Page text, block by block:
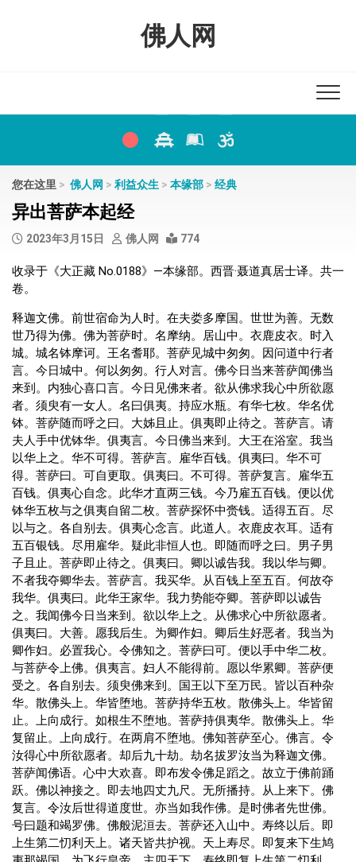
佛人网
您在这里 > 佛人网 > 利益众生 > 本缘部 > 经典
异出菩萨本起经
2023年3月15日 佛人网 774
收录于《大正藏 No.0188》—本缘部。西晋·聂道真居士译。共一
卷。
释迦文佛。前世宿命为人时。在夫娄多摩国。世世为善。无数
世乃得为佛。佛为菩萨时。名摩纳。居山中。衣鹿皮衣。时入
城。城名钵摩诃。王名耆耶。菩萨见城中匆匆。因问道中行者
言。今日城中。何以匆匆。行人对言。佛今日当来菩萨闻佛当
来到。内独心喜口言。今日见佛来者。欲从佛求我心中所欲愿
者。须臾有一女人。名曰俱夷。持应水瓶。有华七枚。华名优
钵。菩萨随而呼之曰。大姊且止。俱夷即止待之。菩萨言。请
夫人手中优钵华。俱夷言。今日佛当来到。大王在浴室。我当
以华上之。华不可得。菩萨言。雇华百钱。俱夷曰。华不可
得。菩萨曰。可自更取。俱夷曰。不可得。菩萨复言。雇华五
百钱。俱夷心自念。此华才直两三钱。今乃雇五百钱。便以优
钵华五枚与之俱夷自留二枚。菩萨探怀中赍钱。适得五百。尽
以与之。各自别去。俱夷心念言。此道人。衣鹿皮衣耳。适有
五百银钱。尽用雇华。疑此非恒人也。即随而呼之曰。男子男
子且止。菩萨即止待之。俱夷曰。卿以诚告我。我以华与卿。
不者我夺卿华去。菩萨言。我买华。从百钱上至五百。何故夺
我华。俱夷曰。此华王家华。我力势能夺卿。菩萨即以诚告
之。我闻佛今日当来到。欲以华上之。从佛求心中所欲愿者。
俱夷曰。大善。愿我后生。为卿作妇。卿后生好恶者。我当为
卿作妇。必置我心。令佛知之。菩萨曰可。便以手中华二枚。
与菩萨令上佛。俱夷言。妇人不能得前。愿以华累卿。菩萨便
受之。各自别去。须臾佛来到。国王以下至万民。皆以百种杂
华。散佛头上。华皆堕地。菩萨持华五枚。散佛头上。华皆留
止。上向成行。如根生不堕地。菩萨持俱夷华。散佛头上。华
复留止。上向成行。在两肩不堕地。佛知菩萨至心。佛言。令
汝得心中所欲愿者。却后九十劫。劫名拔罗汝当为释迦文佛。
菩萨闻佛语。心中大欢喜。即布发令佛足蹈之。故立于佛前踊
跃。佛以神接之。即去地四丈九尺。无所播持。从上来下。佛
复言。令汝后世得道度世。亦当如我作佛。是时佛者先世佛。
号曰题和竭罗佛。佛般泥洹去。菩萨还入山中。寿终以后。即
上生第二忉利天上。诸天皆共护视。天上寿尽。即复来下生鸠